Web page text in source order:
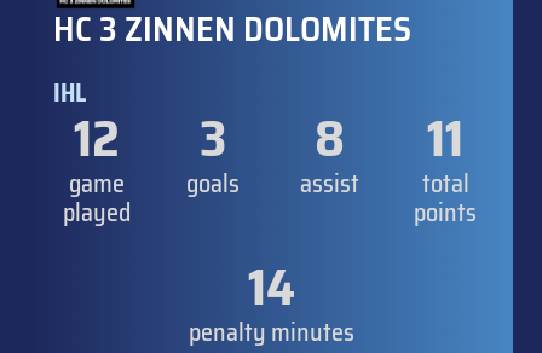
HC 3 ZINNEN DOLOMITES
IHL
12
game
played
3
goals
8
assist
11
total
points
14
penalty minutes